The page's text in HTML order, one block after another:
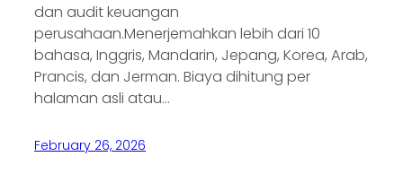
dan audit keuangan
perusahaan.Menerjemahkan lebih dari 10
bahasa, Inggris, Mandarin, Jepang, Korea, Arab,
Prancis, dan Jerman. Biaya dihitung per
halaman asli atau…
February 26, 2026